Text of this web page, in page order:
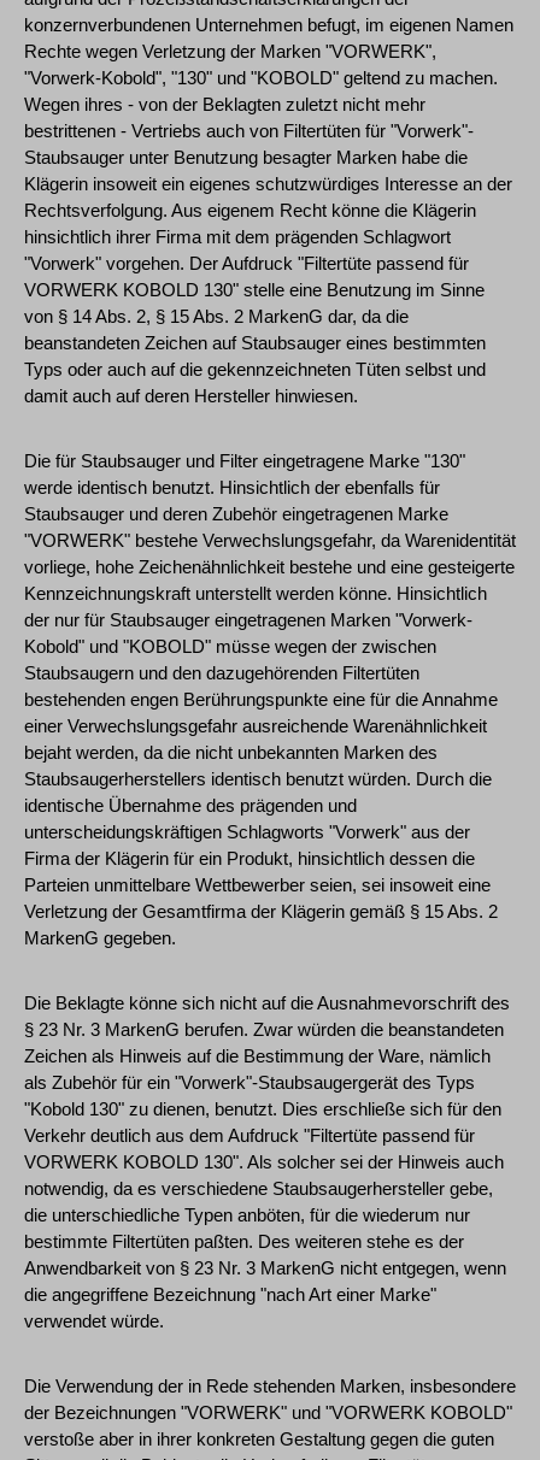
konzernverbundenen Unternehmen befugt, im eigenen Namen
Rechte wegen Verletzung der Marken "VORWERK",
"Vorwerk-Kobold", "130" und "KOBOLD" geltend zu machen.
Wegen ihres - von der Beklagten zuletzt nicht mehr
bestrittenen - Vertriebs auch von Filtertüten für "Vorwerk"-
Staubsauger unter Benutzung besagter Marken habe die
Klägerin insoweit ein eigenes schutzwürdiges Interesse an der
Rechtsverfolgung. Aus eigenem Recht könne die Klägerin
hinsichtlich ihrer Firma mit dem prägenden Schlagwort
"Vorwerk" vorgehen. Der Aufdruck "Filtertüte passend für
VORWERK KOBOLD 130" stelle eine Benutzung im Sinne
von § 14 Abs. 2, § 15 Abs. 2 MarkenG dar, da die
beanstandeten Zeichen auf Staubsauger eines bestimmten
Typs oder auch auf die gekennzeichneten Tüten selbst und
damit auch auf deren Hersteller hinwiesen.
Die für Staubsauger und Filter eingetragene Marke "130"
werde identisch benutzt. Hinsichtlich der ebenfalls für
Staubsauger und deren Zubehör eingetragenen Marke
"VORWERK" bestehe Verwechslungsgefahr, da Warenidentität
vorliege, hohe Zeichenähnlichkeit bestehe und eine gesteigerte
Kennzeichnungskraft unterstellt werden könne. Hinsichtlich
der nur für Staubsauger eingetragenen Marken "Vorwerk-
Kobold" und "KOBOLD" müsse wegen der zwischen
Staubsaugern und den dazugehörenden Filtertüten
bestehenden engen Berührungspunkte eine für die Annahme
einer Verwechslungsgefahr ausreichende Warenähnlichkeit
bejaht werden, da die nicht unbekannten Marken des
Staubsaugerherstellers identisch benutzt würden. Durch die
identische Übernahme des prägenden und
unterscheidungskräftigen Schlagworts "Vorwerk" aus der
Firma der Klägerin für ein Produkt, hinsichtlich dessen die
Parteien unmittelbare Wettbewerber seien, sei insoweit eine
Verletzung der Gesamtfirma der Klägerin gemäß § 15 Abs. 2
MarkenG gegeben.
Die Beklagte könne sich nicht auf die Ausnahmevorschrift des
§ 23 Nr. 3 MarkenG berufen. Zwar würden die beanstandeten
Zeichen als Hinweis auf die Bestimmung der Ware, nämlich
als Zubehör für ein "Vorwerk"-Staubsaugergerät des Typs
"Kobold 130" zu dienen, benutzt. Dies erschließe sich für den
Verkehr deutlich aus dem Aufdruck "Filtertüte passend für
VORWERK KOBOLD 130". Als solcher sei der Hinweis auch
notwendig, da es verschiedene Staubsaugerhersteller gebe,
die unterschiedliche Typen anböten, für die wiederum nur
bestimmte Filtertüten paßten. Des weiteren stehe es der
Anwendbarkeit von § 23 Nr. 3 MarkenG nicht entgegen, wenn
die angegriffene Bezeichnung "nach Art einer Marke"
verwendet würde.
Die Verwendung der in Rede stehenden Marken, insbesondere
der Bezeichnungen "VORWERK" und "VORWERK KOBOLD"
verstoße aber in ihrer konkreten Gestaltung gegen die guten